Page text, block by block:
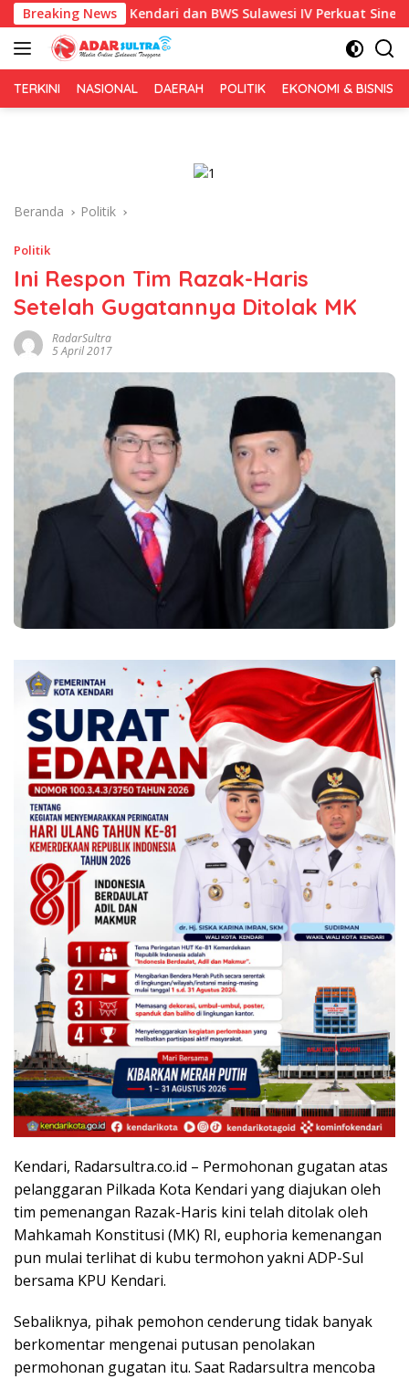
Langsung
ke
konten
Breaking News
Kendari dan BWS Sulawesi IV Perkuat Sinergi Jaga Irigasi
TERKINI NASIONAL DAERAH POLITIK EKONOMI & BISNIS
Beranda Politik
Politik
Ini Respon Tim Razak-Haris
Setelah Gugatannya Ditolak MK
RadarSultra
5 April 2017
Kendari, Radarsultra.co.id – Permohonan gugatan atas
pelanggaran Pilkada Kota Kendari yang diajukan oleh
tim pemenangan Razak-Haris kini telah ditolak oleh
Mahkamah Konstitusi (MK) RI, euphoria kemenangan
pun mulai terlihat di kubu termohon yakni ADP-Sul
bersama KPU Kendari.
Sebaliknya, pihak pemohon cenderung tidak banyak
berkomentar mengenai putusan penolakan
permohonan gugatan itu. Saat Radarsultra mencoba